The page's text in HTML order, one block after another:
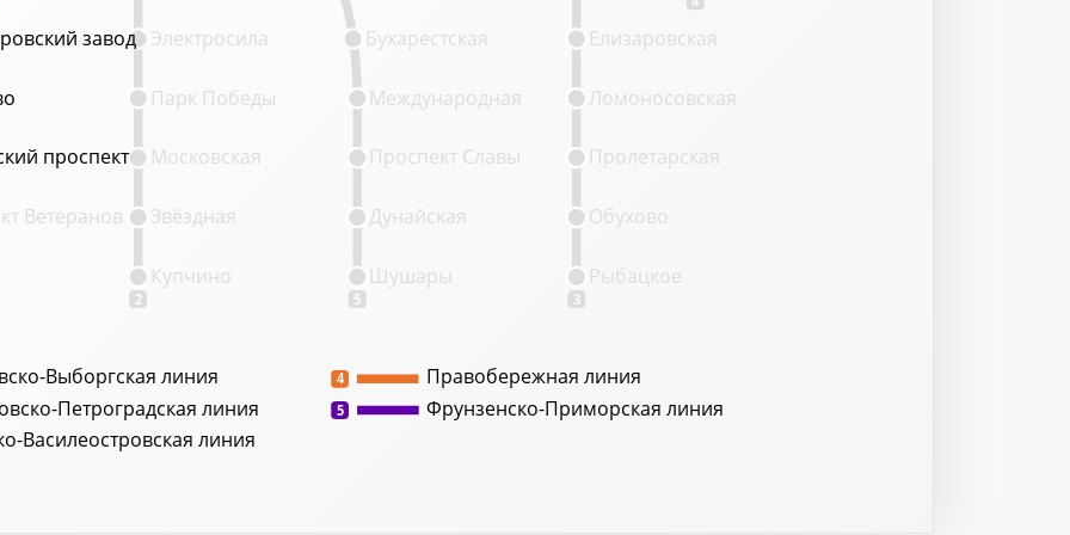
Выборгская линия
Петроградская линия
Василеостровская линия
Правобережная линия
4
Фрунзенско-Приморская линия
5
2 5 3
Ветеранов
Бухарестская
Международная
проспект
завод
Купчино
Звёздная
Московская
Парк Победы
Электросила
Рыбацкое
Обухово
Пролетарская
Ломоносовская
Елизаровская
Проспект Славы
Дунайская
Шушары
проспект
завод